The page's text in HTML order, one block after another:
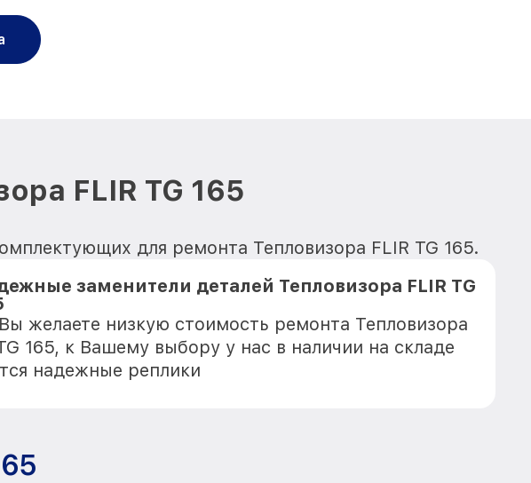
FLIR TG 165
для ремонта Тепловизора FLIR TG 165.
заменители деталей Тепловизора FLIR TG
желаете низкую стоимость ремонта Тепловизора
165, к Вашему выбору у нас в наличии на складе
надежные реплики